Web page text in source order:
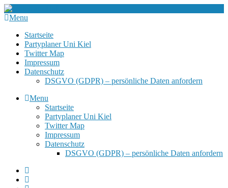
Menu
Startseite
Partyplaner Uni Kiel
Twitter Map
Impressum
Datenschutz
DSGVO (GDPR) – persönliche Daten anfordern
Menu
Startseite
Partyplaner Uni Kiel
Twitter Map
Impressum
Datenschutz
DSGVO (GDPR) – persönliche Daten anfordern